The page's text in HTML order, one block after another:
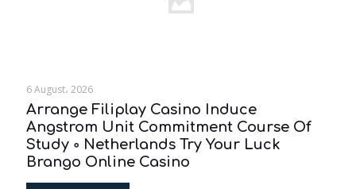
6 August، 2026
Arrange Filiplay Casino Induce
Angstrom Unit Commitment Course Of
Study ◦ Netherlands Try Your Luck
Brango Online Casino